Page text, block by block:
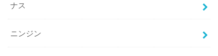
ナス
ニンジン